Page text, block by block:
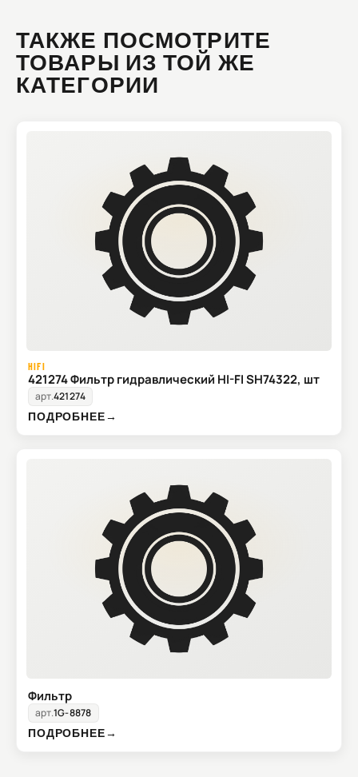
ТАКЖЕ ПОСМОТРИТЕ
ТОВАРЫ ИЗ ТОЙ ЖЕ
КАТЕГОРИИ
HIFI
421274 Фильтр гидравлический HI-FI SH74322, шт
арт.421274
ПОДРОБНЕЕ→
Фильтр
арт.1G-8878
ПОДРОБНЕЕ→